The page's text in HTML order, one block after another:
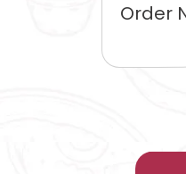
Order